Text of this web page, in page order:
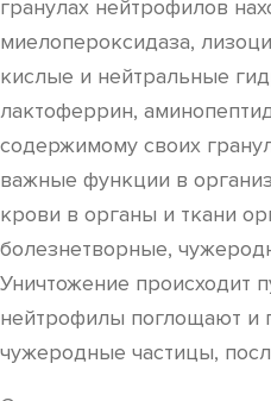
гранулах нейтрофилов
миелопероксидаза,
кислые и нейтральные
лактоферрин,
содержимому своих
важные функции в
крови в органы и ткани
болезнетворные,
Уничтожение происходит
нейтрофилы поглощают и
чужеродные частицы,